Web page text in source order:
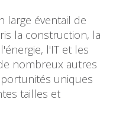
large éventail de
la construction, la
l'IT et les
nombreux autres
uniques
tailles et